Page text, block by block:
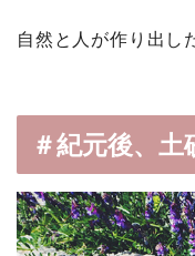
自然と人が作り出し
＃紀元後、